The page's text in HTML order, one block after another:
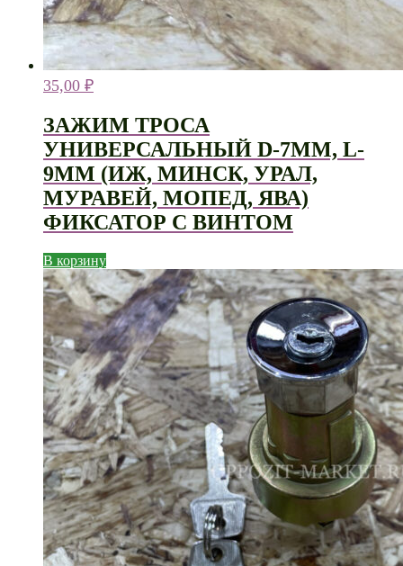
35,00 ₽
ЗАЖИМ ТРОСА
УНИВЕРСАЛЬНЫЙ D-7ММ, L-
9ММ (ИЖ, МИНСК, УРАЛ,
МУРАВЕЙ, МОПЕД, ЯВА)
ФИКСАТОР С ВИНТОМ
В корзину